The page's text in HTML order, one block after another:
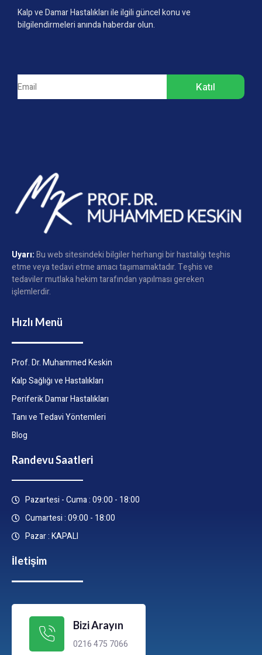
Kalp ve Damar Hastalıkları ile ilgili güncel konu ve
bilgilendirmeleri anında haberdar olun.
Katıl
Uyarı:Bu web sitesindeki bilgiler herhangi bir hastalığı teşhis
etme veya tedavi etme amacı taşımamaktadır. Teşhis ve
tedaviler mutlaka hekim tarafından yapılması gereken
işlemlerdir.
Hızlı Menü
Prof. Dr. Muhammed Keskin
Kalp Sağlığı ve Hastalıkları
Periferik Damar Hastalıkları
Tanı ve Tedavi Yöntemleri
Blog
Randevu Saatleri
Pazartesi - Cuma : 09:00 - 18:00
Cumartesi : 09:00 - 18:00
Pazar : KAPALI
İletişim
Bizi Arayın
0216 475 7066